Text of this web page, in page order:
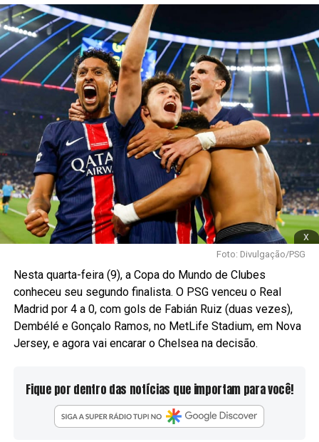
x
Foto: Divulgação/PSG
Nesta quarta-feira (9), a Copa do Mundo de Clubes
conheceu seu segundo finalista. O PSG venceu o Real
Madrid por 4 a 0, com gols de Fabián Ruiz (duas vezes),
Dembélé e Gonçalo Ramos, no MetLife Stadium, em Nova
Jersey, e agora vai encarar o Chelsea na decisão.
Fique por dentro das notícias que importam para você!